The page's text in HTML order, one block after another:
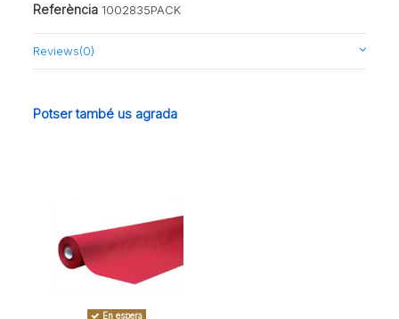
Referència 1002835PACK
Reviews(0)
Potser també us agrada
En espera